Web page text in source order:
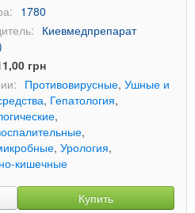
1780
Киевмедпрепарат
грн
Противовирусные, Ушные и
, Гепатология,
,
,
, Урология,
кишечные
Купить